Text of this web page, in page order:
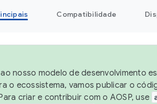
Compatibilidade
nosso modelo de desenvolvimento
o ecossistema, vamos publicar o
criar e contribuir com o AOSP, use